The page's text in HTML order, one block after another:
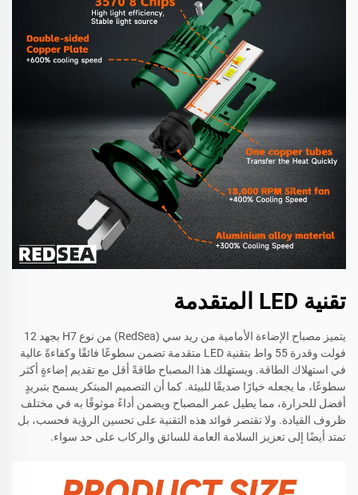
تقنية LED المتقدمة
يتميز مصباح الإضاءة الأمامية من ريد سي (RedSea) من نوع H7 بجهد 12
فولت وقدرة 55 واط بتقنية LED متقدمة تضمن سطوعًا فائقًا وكفاءةً عالية
في استهلاك الطاقة. ويستهلك هذا المصباح طاقةً أقل مع تقديم إضاءةٍ أكثر
سطوعًا، ما يجعله خيارًا صديقًا للبيئة. كما أن التصميم المبتكر يسمح بتبريدٍ
أفضل للحرارة، مما يطيل عمر المصباح ويضمن أداءً موثوقًا به في مختلف
ظروف القيادة. ولا تقتصر فوائد هذه التقنية على تحسين الرؤية فحسب، بل
تمتد أيضًا إلى تعزيز السلامة العامة للسائق والركاب على حد سواء.